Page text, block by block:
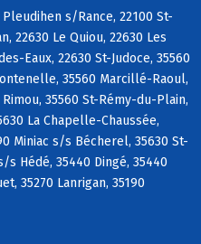
s/Rance, 22100 St-
22630 Le Quiou, 22630 Les
Eaux, 22630 St-Judoce, 35560
35560 Marcillé-Raoul,
35560 St-Rémy-du-Plain,
La Chapelle-Chaussée,
Miniac s/s Bécherel, 35630 St-
Hédé, 35440 Dingé, 35440
35270 Lanrigan, 35190